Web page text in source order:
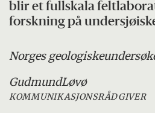
blir et fullskala
forskning på
Norges geologiske
GudmundLøvø
KOMMUNIKASJONSRÅDGIVER